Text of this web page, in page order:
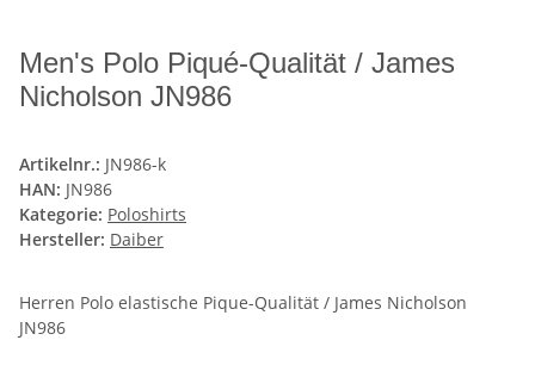
Men's Polo Piqué-Qualität / James
Nicholson JN986
Artikelnr.: JN986-k
HAN: JN986
Kategorie: Poloshirts
Hersteller: Daiber
Herren Polo elastische Pique-Qualität / James Nicholson
JN986